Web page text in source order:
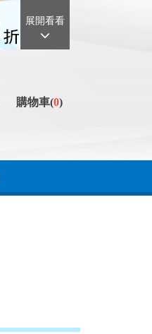
展開看看
購物車(0)